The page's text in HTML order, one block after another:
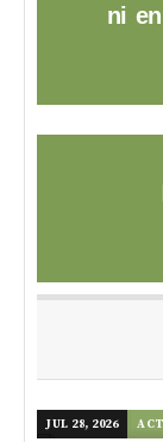
ni
JUL 28, 2026